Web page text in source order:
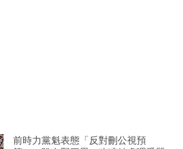
前時力黨魁表態「反對刪公視預